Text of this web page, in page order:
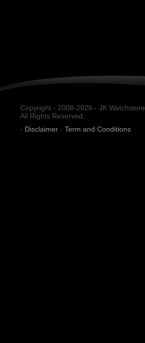
Copyright - 2008-2026 - JK Watchstore.
All Rights Reserved.
- Disclaimer - Term and Conditions